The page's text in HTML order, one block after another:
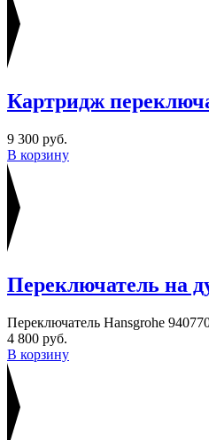
Картридж
9 300 руб.
В корзину
Переключатель на
Переключатель Hansgrohe
4 800 руб.
В корзину